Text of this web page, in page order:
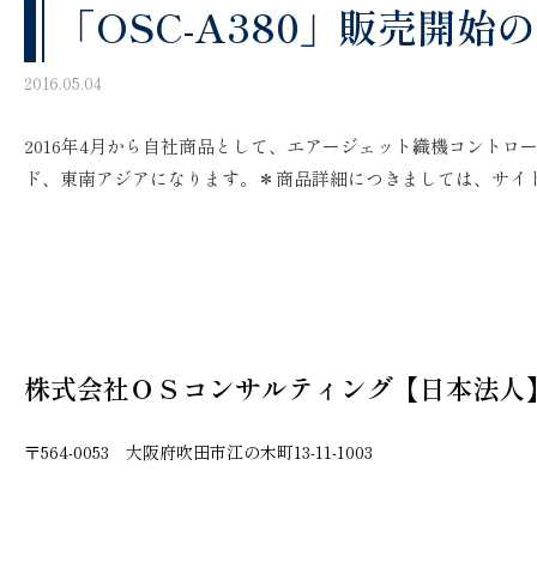
「OSC-A380」販売開始
2016.05.04
2016年4月から自社商品として、エアージェット織機コント
ド、東南アジアになります。＊商品詳細につきましては、サ
株式会社ＯＳコンサルティング【日本法人
〒564-0053 大阪府吹田市江の木町13-11-1003